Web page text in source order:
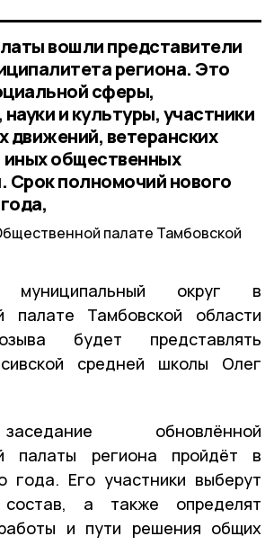
вошли представители
региона. Это
сферы,
и культуры, участники
движений, ветеранских
иных общественных
Срок полномочий нового
палате Тамбовской
муниципальный округ в
палате Тамбовской области
будет представлять
средней школы Олег
обновлённой
палаты региона пройдёт в
года. Его участники выберут
состав, а также определят
и пути решения общих